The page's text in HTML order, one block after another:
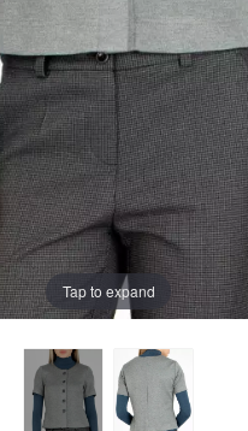
Tap to expand